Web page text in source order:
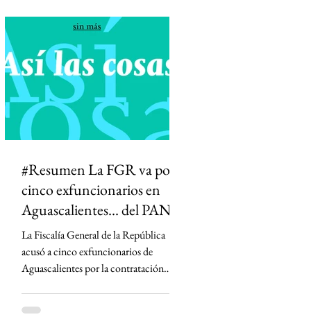
diferenciar información de opinión. La
medida desató críticas de medios,
periodistas y la oposición, que advierten
que podría abrir la puerta a la censura y
permitir que el Estado influya en la
definición de qué información es veraz.
#Resumen La FGR va por
cinco exfuncionarios en
Aguascalientes... del PAN
La Fiscalía General de la República
acusó a cinco exfuncionarios de
Aguascalientes por la contratación
infraestructura energética y terminó